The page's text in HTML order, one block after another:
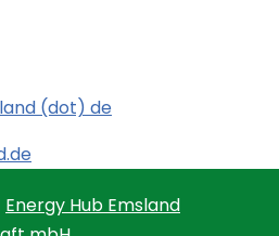
(dot) de
Energy Hub Emsland